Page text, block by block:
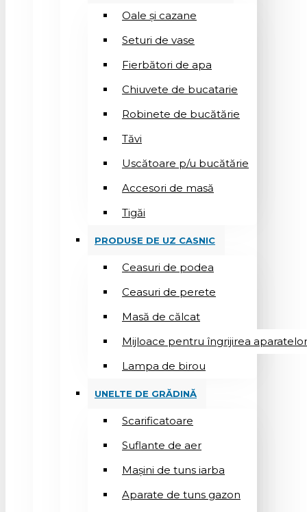
Oale și cazane
Seturi de vase
Fierbători de apa
Chiuvete de bucatarie
Robinete de bucătărie
Tăvi
Uscătoare p/u bucătărie
Accesori de masă
Tigăi
PRODUSE DE UZ CASNIC
Ceasuri de podea
Ceasuri de perete
Masă de călcat
Mijloace pentru îngrijirea
Lampa de birou
UNELTE DE GRĂDINĂ
Scarificatoare
Suflantе de aer
Mașini de tuns iarba
Aparate de tuns gazon